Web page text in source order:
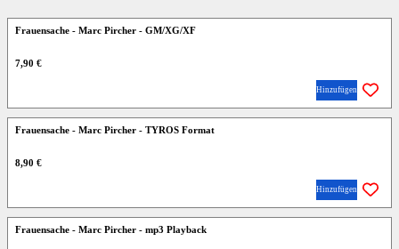
Frauensache - Marc Pircher - GM/XG/XF
7,90 €
Hinzufügen
Frauensache - Marc Pircher - TYROS Format
8,90 €
Hinzufügen
Frauensache - Marc Pircher - mp3 Playback